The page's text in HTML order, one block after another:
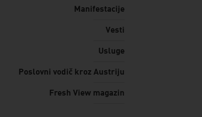
Manifestacije
Vesti
Usluge
Poslovni vodič kroz Austriju
Fresh View magazin